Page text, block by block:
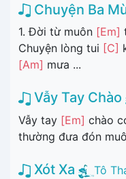
Chuyện Ba
1. Đời từ muôn [Em]
Chuyện lòng tui [C]
[Am] mưa ...
Vẫy Tay Chào
Vẫy tay [Em] chào
thường đưa đón
Xót Xa
Tô